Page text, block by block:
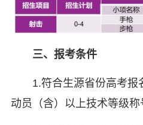
三、报考条件
1.符合生源省份高考报
动员（含）以上技术等级称